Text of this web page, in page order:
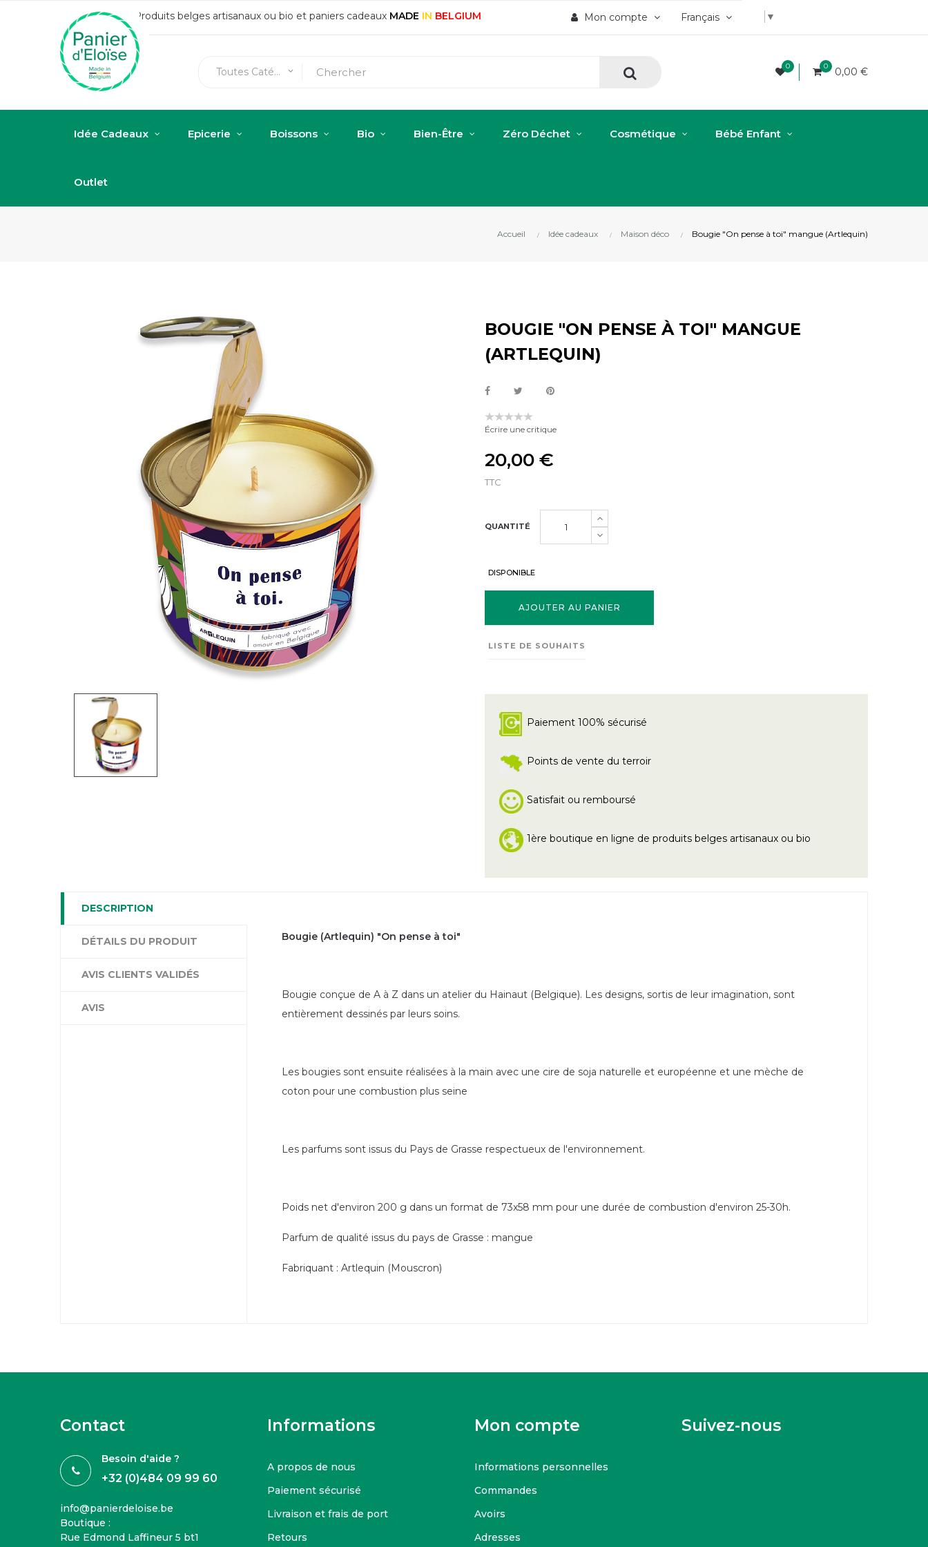
Produits belges artisanaux ou bio et paniers cadeaux MADE IN BELGIUM Français
Mon compte ▼
Toutes Catégories keyboard_arrow_down
0 0 0,00 €
Idée Cadeaux Epicerie Boissons Bio Bien-Être Zéro Déchet Cosmétique Bébé Enfant
Outlet
Accueil Idée cadeaux Maison déco Bougie "On pense à toi" mangue (Artlequin)
BOUGIE "ON PENSE À TOI" MANGUE
(ARTLEQUIN)
Écrire une critique
20,00 €
TTC
QUANTITÉ
DISPONIBLE
AJOUTER AU PANIER
LISTE DE SOUHAITS
Paiement 100% sécurisé
Points de vente du terroir
Satisfait ou remboursé
1ère boutique en ligne de produits belges artisanaux ou bio
DESCRIPTION
DÉTAILS DU PRODUIT
AVIS CLIENTS VALIDÉS
AVIS
Bougie (Artlequin) "On pense à toi"
Bougie conçue de A à Z dans un atelier du Hainaut (Belgique). Les designs, sortis de leur imagination, sont
entièrement dessinés par leurs soins.
Les bougies sont ensuite réalisées à la main avec une cire de soja naturelle et européenne et une mèche de
coton pour une combustion plus seine
Les parfums sont issus du Pays de Grasse respectueux de l'environnement.
Poids net d'environ 200 g dans un format de 73x58 mm pour une durée de combustion d'environ 25-30h.
Parfum de qualité issus du pays de Grasse : mangue
Fabriquant : Artlequin (Mouscron)
Contact
Besoin d'aide ?
+32 (0)484 09 99 60
info@panierdeloise.be
Boutique :
Rue Edmond Laffineur 5 bt1
Informations
A propos de nous
Paiement sécurisé
Livraison et frais de port
Retours
Mon compte
Informations personnelles
Commandes
Avoirs
Adresses
Suivez-nous